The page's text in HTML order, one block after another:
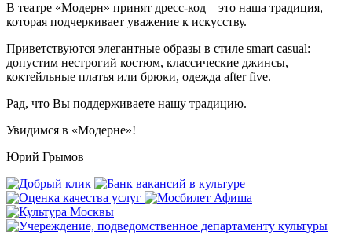
В театре «Модерн» принят дресс-код – это наша традиция,
которая подчеркивает уважение к искусству.
Приветствуются элегантные образы в стиле smart casual:
допустим нестрогий костюм, классические джинсы,
коктейльные платья или брюки, одежда after five.
Рад, что Вы поддерживаете нашу традицию.
Увидимся в «Модерне»!
Юрий Грымов